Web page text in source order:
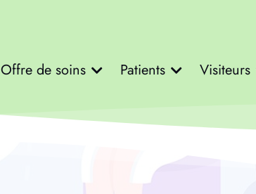
Offre de soins Patients Visiteurs